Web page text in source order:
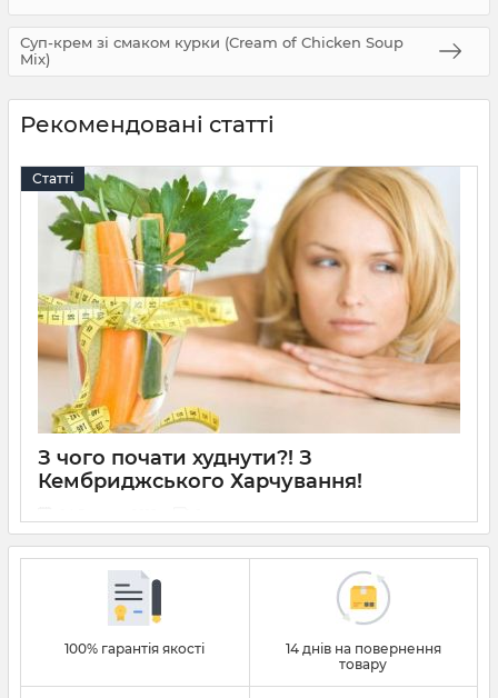
Суп-крем зі смаком курки (Cream of Chicken Soup
Mix)
Рекомендовані статті
Статті
З чого почати худнути?! З
Кембриджського Харчування!
Багато задають це питання, тому що складно почати, а
продовжити ще складніше ;)
100% гарантія якості
14 днів на повернення
товару